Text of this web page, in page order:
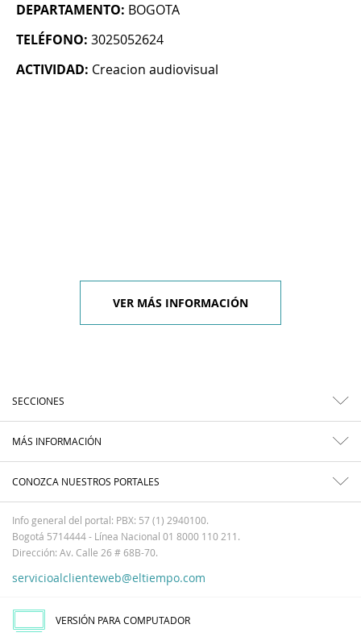
DEPARTAMENTO: BOGOTA
TELÉFONO: 3025052624
ACTIVIDAD: Creacion audiovisual
VER MÁS INFORMACIÓN
SECCIONES
MÁS INFORMACIÓN
CONOZCA NUESTROS PORTALES
Info general del portal: PBX: 57 (1) 2940100.
Bogotá 5714444 - Línea Nacional 01 8000 110 211.
Dirección: Av. Calle 26 # 68B-70.
servicioalclienteweb@eltiempo.com
VERSIÓN PARA COMPUTADOR